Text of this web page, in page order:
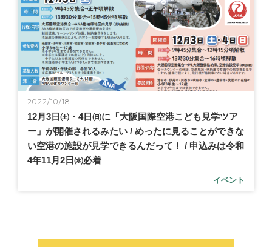
2022/10/18
12月3日㈯・4日㈰に「大阪国際空港こども見学ツア
ー」が開催されるみたい / めったに見ることができな
い空港の施設が見学できるんだって！ / 申込みは令和
4年11月2日㈬必着
イベント